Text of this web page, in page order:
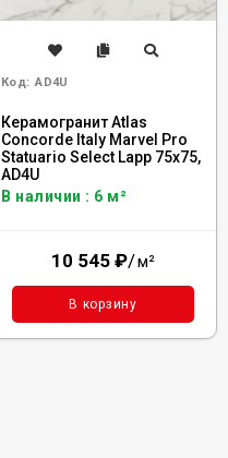
Код: AD4U
Керамогранит Atlas
Concorde Italy Marvel Pro
Statuario Select Lapp 75x75,
AD4U
В наличии : 6 м²
10 545 ₽/м²
В корзину